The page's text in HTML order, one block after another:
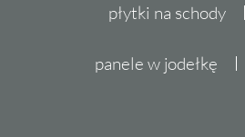
płytki na schody
panele w jodełkę